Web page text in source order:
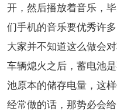
开，然后播放着音乐，
们手机的音乐要优秀许
大家并不知道这么做会
车辆熄火之后，蓄电池
池原本的储存电量，这
经常做的话，那势必会